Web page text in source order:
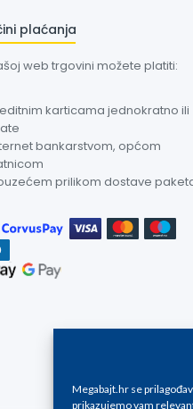
Megabajt.hr se
prikazujemo vam
plaćanja
web trgovini možete platiti:
karticama jednokratno ili
bankarstvom, općom
prilikom dostave